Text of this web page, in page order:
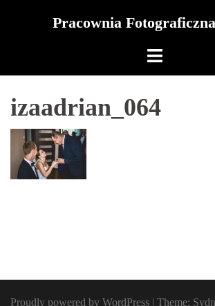
Pracownia
izaadrian_064
Proudly powered by WordPress | Theme: